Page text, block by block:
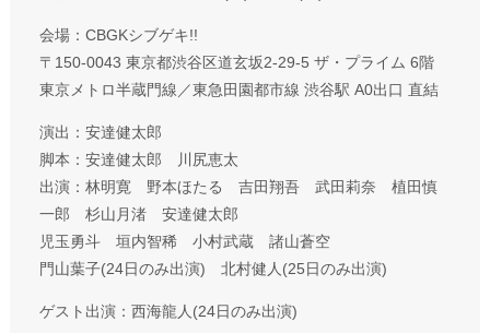
会場：CBGKシブゲキ!!
〒150-0043 東京都渋谷区道玄坂2-29-5 ザ・プライム 6階
東京メトロ半蔵門線／東急田園都市線 渋谷駅 A0出口 直結
演出：安達健太郎
脚本：安達健太郎 川尻恵太
出演：林明寛 野本ほたる 吉田翔吾 武田莉奈 植田慎
一郎 杉山月渚 安達健太郎
児玉勇斗 垣内智稀 小村武蔵 諸山蒼空
門山葉子(24日のみ出演) 北村健人(25日のみ出演)
ゲスト出演：西海龍人(24日のみ出演)